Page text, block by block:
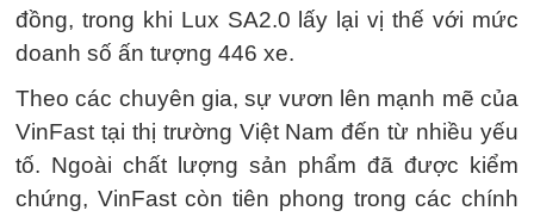
đồng, trong khi Lux SA2.0 lấy lại vị thế với mức
doanh số ấn tượng 446 xe.
Theo các chuyên gia, sự vươn lên mạnh mẽ của
VinFast tại thị trường Việt Nam đến từ nhiều yếu
tố. Ngoài chất lượng sản phẩm đã được kiểm
chứng, VinFast còn tiên phong trong các chính